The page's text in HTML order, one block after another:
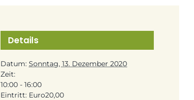
Details
Datum: Sonntag, 13. Dezember 2020
Zeit:
10:00 - 16:00
Eintritt: Euro20,00